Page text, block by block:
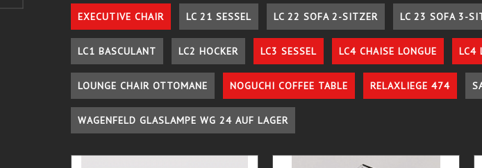
EXECUTIVE CHAIR LC 21 SESSEL LC 22 SOFA 2-SITZER LC 23 SOFA 3-
LC1 BASCULANT LC2 HOCKER LC3 SESSEL LC4 CHAISE LONGUE LC4
LOUNGE CHAIR OTTOMANE NOGUCHI COFFEE TABLE RELAXLIEGE 474
WAGENFELD GLASLAMPE WG 24 AUF LAGER